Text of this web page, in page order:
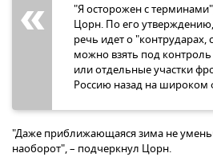
"Я осторожен с
Цорн. По его
речь идет о
можно взять под
или отдельные участки
Россию назад на широком
"Даже приближающаяся зима не
наоборот", – подчеркнул Цорн.